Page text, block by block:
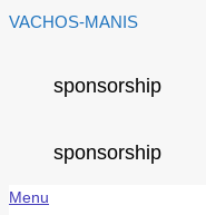
VACHOS-MANIS
sponsorship
sponsorship
Secondary
Menu